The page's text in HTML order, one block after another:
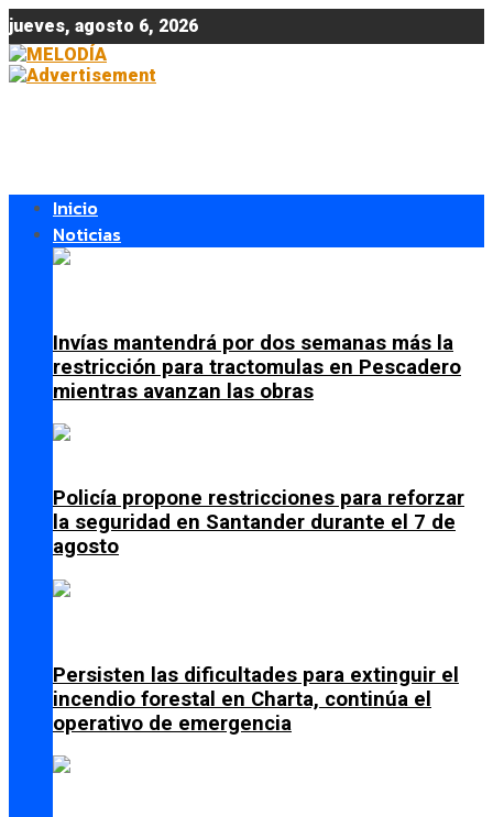
jueves, agosto 6, 2026
Inicio
Noticias
Invías mantendrá por dos semanas más la
restricción para tractomulas en Pescadero
mientras avanzan las obras
Policía propone restricciones para reforzar
la seguridad en Santander durante el 7 de
agosto
Persisten las dificultades para extinguir el
incendio forestal en Charta, continúa el
operativo de emergencia